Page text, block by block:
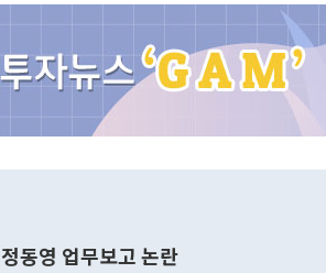
정동영 업무보고 논란